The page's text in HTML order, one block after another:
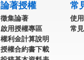
論著授權
徵集論著
啟用授權專區
權利金計算說明
授權合約書下載
常
使
常